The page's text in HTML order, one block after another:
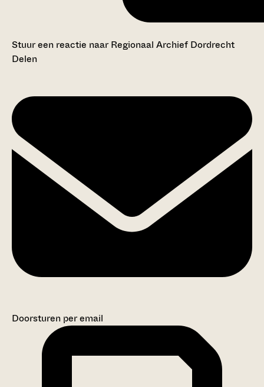
Stuur een reactie naar Regionaal Archief Dordrecht
Delen
Doorsturen per email